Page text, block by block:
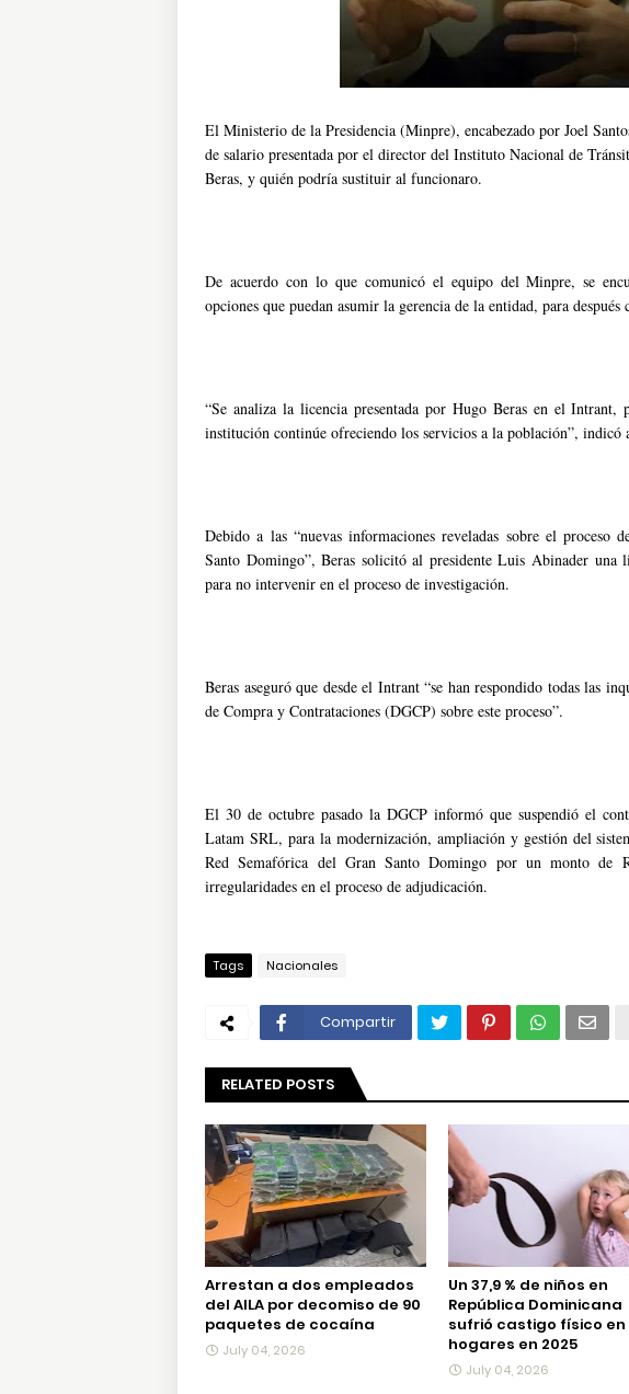
El Ministerio de la Presidencia (Minpre), encabezado por Joel
de salario presentada por el director del Instituto Nacional de
Beras, y quién podría sustituir al funcionaro.
De acuerdo con lo que comunicó el equipo del Minpre, se
opciones que puedan asumir la gerencia de la entidad, para
“Se analiza la licencia presentada por Hugo Beras en el Intrant,
institución continúe ofreciendo los servicios a la población”, indicó
Debido a las “nuevas informaciones reveladas sobre el proceso
Santo Domingo”, Beras solicitó al presidente Luis Abinader una
para no intervenir en el proceso de investigación.
Beras aseguró que desde el Intrant “se han respondido todas las
de Compra y Contrataciones (DGCP) sobre este proceso”.
El 30 de octubre pasado la DGCP informó que suspendió el
Latam SRL, para la modernización, ampliación y gestión del
Red Semafórica del Gran Santo Domingo por un monto de
irregularidades en el proceso de adjudicación.
Tags Nacionales
Compartir
RELATED POSTS
Arrestan a dos empleados
del AILA por decomiso de 90
paquetes de cocaína
July 04, 2026
Un 37,9 % de niños en
República Dominicana
sufrió castigo físico en
hogares en 2025
July 04, 2026